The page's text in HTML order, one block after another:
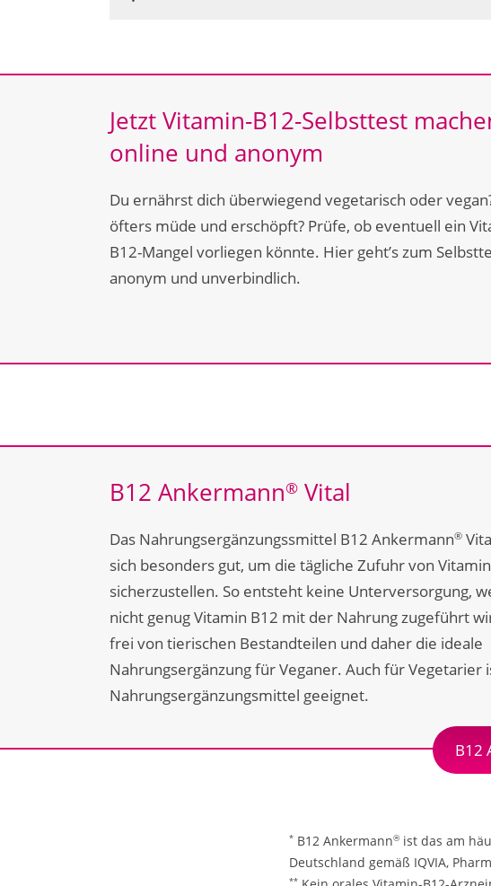
Jetzt Vitamin-B12-Selbsttest
online und anonym
Du ernährst dich überwiegend vegetarisch oder
öfters müde und erschöpft? Prüfe, ob eventuell ein
B12-Mangel vorliegen könnte. Hier geht’s zum
anonym und unverbindlich.
B12 Ankermann® Vital
Das Nahrungsergänzungssmittel B12 Ankermann®
sich besonders gut, um die tägliche Zufuhr von
sicherzustellen. So entsteht keine Unterversorgung,
nicht genug Vitamin B12 mit der Nahrung zugeführt
frei von tierischen Bestandteilen und daher die ideale
Nahrungsergänzung für Veganer. Auch für Vegetarier
Nahrungsergänzungsmittel geeignet.
B12
* B12 Ankermann® ist das am
Deutschland gemäß IQVIA,
**